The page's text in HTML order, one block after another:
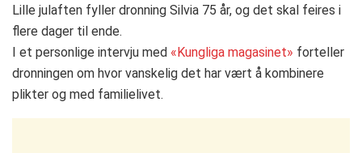
Lille julaften fyller dronning Silvia 75 år, og det skal feires i
flere dager til ende.
I et personlige intervju med «Kungliga magasinet» forteller
dronningen om hvor vanskelig det har vært å kombinere
plikter og med familielivet.